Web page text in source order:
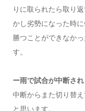
りに取られたら取り
かし劣勢になった時
勝つことができなか
す。
ー雨で試合が中断さ
中断からまた切り替
と思います。